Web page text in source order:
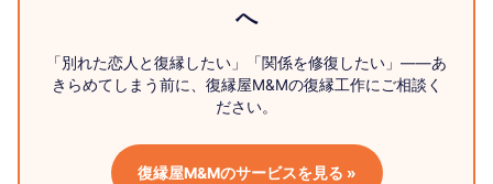
へ
「別れた恋人と復縁したい」「関係を修復したい」——あ
きらめてしまう前に、復縁屋M&Mの復縁工作にご相談く
ださい。
復縁屋M&Mのサービスを見る »